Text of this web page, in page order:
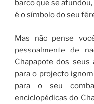
barco que se
é o símbolo do seu
Mas não pense
pessoalmente de
Chapapote dos seus
para o projecto
para o seu
enciclopédicas do